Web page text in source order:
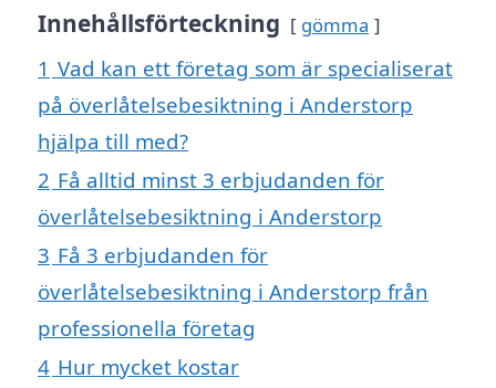
Innehållsförteckning gömma
1 Vad kan ett företag som är specialiserat
på överlåtelsebesiktning i Anderstorp
hjälpa till med?
2 Få alltid minst 3 erbjudanden för
överlåtelsebesiktning i Anderstorp
3 Få 3 erbjudanden för
överlåtelsebesiktning i Anderstorp från
professionella företag
4 Hur mycket kostar